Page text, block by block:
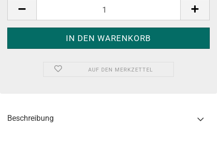
AUF DEN MERKZETTEL
Beschreibung